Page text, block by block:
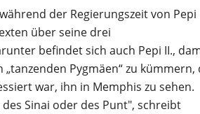
der Regierungszeit von Pepi
über seine drei
befindet sich auch Pepi II.,
Pygmäen“ zu kümmern,
war, ihn in Memphis zu sehen.
Sinai oder des Punt", schreibt